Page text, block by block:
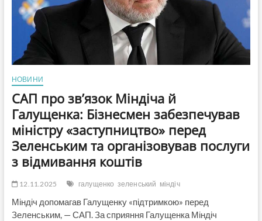
лідерами
організації
енергосекторі
(ВІДЕО)
НОВИНИ
САП про зв’язок Міндіча й
Галущенка: Бізнесмен забезпечував
міністру «заступництво» перед
Зеленським та організовував послуги
з відмивання коштів
12.11.2025 галущенко зеленський міндіч
Міндіч допомагав Галущенку «підтримкою» перед
Зеленським, — САП. За сприяння Галущенка Міндіч